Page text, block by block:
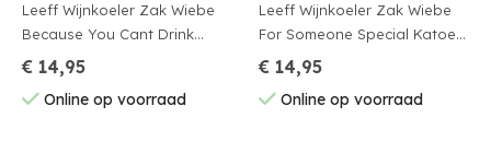
Leeff Wijnkoeler Zak Wiebe
Because You Cant Drink
Flowers Katoen 10x30cm
€ 14,95
Online op voorraad
Leeff Wijnkoeler Zak Wiebe
For Someone Special Katoen
10x30cm
€ 14,95
Online op voorraad